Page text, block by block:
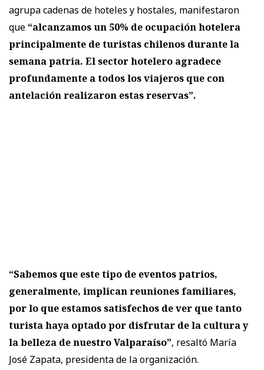
agrupa cadenas de hoteles y hostales, manifestaron
que “alcanzamos un 50% de ocupación hotelera
principalmente de turistas chilenos durante la
semana patria. El sector hotelero agradece
profundamente a todos los viajeros que con
antelación realizaron estas reservas”.
“Sabemos que este tipo de eventos patrios,
generalmente, implican reuniones familiares,
por lo que estamos satisfechos de ver que tanto
turista haya optado por disfrutar de la cultura y
la belleza de nuestro Valparaíso”, resaltó María
José Zapata, presidenta de la organización.